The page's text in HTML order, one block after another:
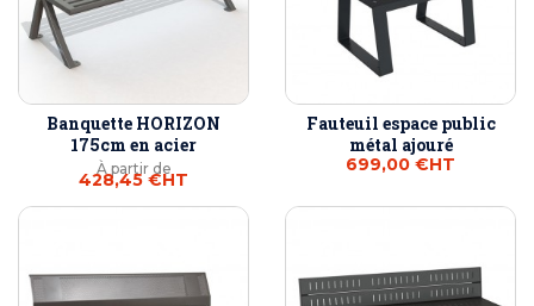
Banquette HORIZON
175cm en acier
À partir de
428,45 €HT
Fauteuil espace public
métal ajouré
699,00 €HT